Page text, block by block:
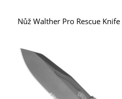
Nůž Walther Pro Rescue